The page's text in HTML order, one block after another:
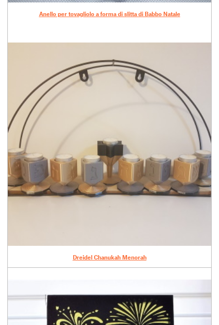
Anello per tovagliolo a forma di slitta di Babbo Natale
Dreidel Chanukah Menorah